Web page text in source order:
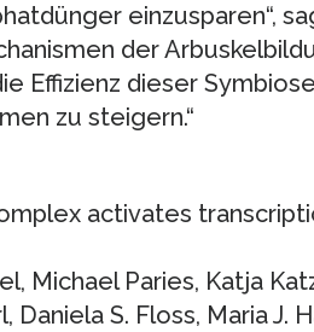
einzusparen“,
der
Effizienz dieser
zu steigern.“
activates
Michael Paries, Katja
Daniela S. Floss, Maria J.